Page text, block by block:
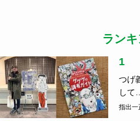
ラン
1
つげ
して
指出一